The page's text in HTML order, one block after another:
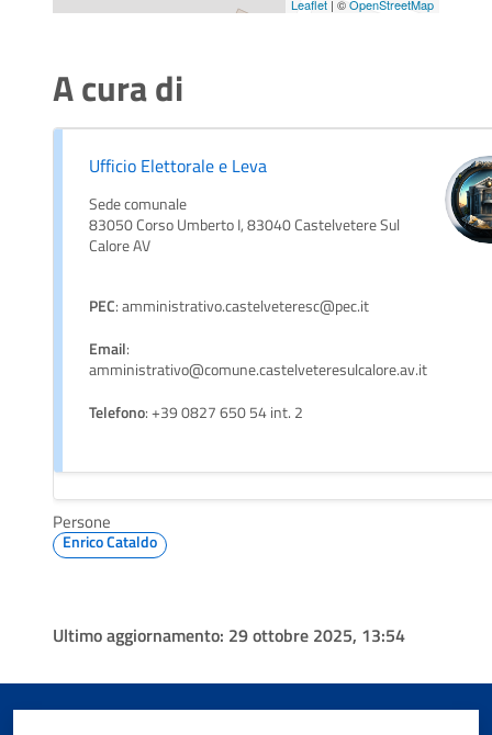
Leaflet | ©OpenStreetMap
A cura di
Ufficio Elettorale e Leva
Sede comunale
83050 Corso Umberto I, 83040 Castelvetere Sul
Calore AV
PEC: amministrativo.castelveteresc@pec.it
Email:
amministrativo@comune.castelveteresulcalore.av.it
Telefono: +39 0827 650 54 int. 2
Persone
Enrico Cataldo
Ultimo aggiornamento: 29 ottobre 2025, 13:54